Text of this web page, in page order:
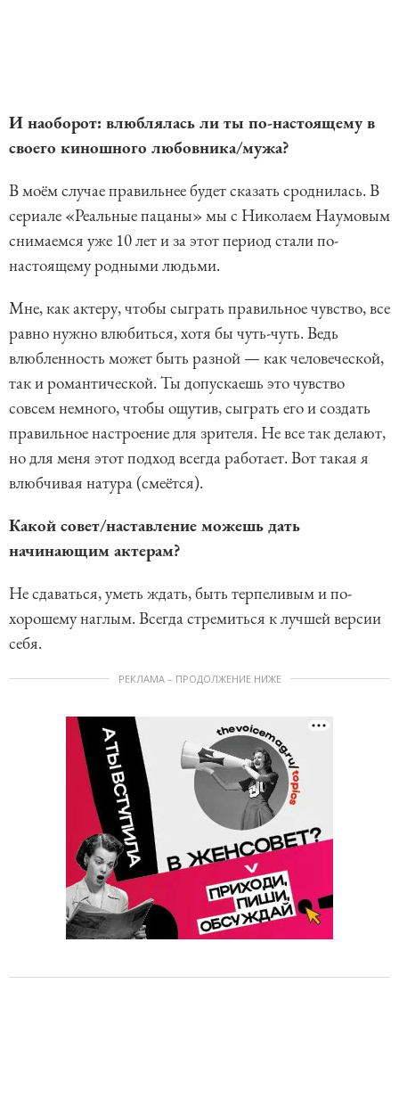
И наоборот: влюблялась ли ты по-настоящему в
своего киношного любовника/мужа?
В моём случае правильнее будет сказать сроднилась. В
сериале «Реальные пацаны» мы с Николаем Наумовым
снимаемся уже 10 лет и за этот период стали по-
настоящему родными людьми.
Мне, как актеру, чтобы сыграть правильное чувство, все
равно нужно влюбиться, хотя бы чуть-чуть. Ведь
влюбленность может быть разной — как человеческой,
так и романтической. Ты допускаешь это чувство
совсем немного, чтобы ощутив, сыграть его и создать
правильное настроение для зрителя. Не все так делают,
но для меня этот подход всегда работает. Вот такая я
влюбчивая натура (смеётся).
Какой совет/наставление можешь дать
начинающим актерам?
Не сдаваться, уметь ждать, быть терпеливым и по-
хорошему наглым. Всегда стремиться к лучшей версии
себя.
РЕКЛАМА – ПРОДОЛЖЕНИЕ НИЖЕ